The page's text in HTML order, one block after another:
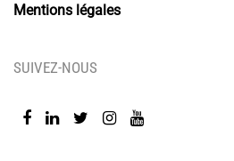
Mentions légales
SUIVEZ-NOUS